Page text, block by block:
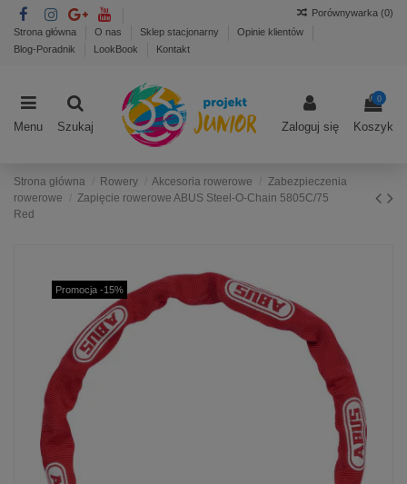
Strona główna O nas Sklep stacjonarny
Opinie klientów
Blog-Poradnik
LookBook Kontakt
Porównywarka (0)
Menu Szukaj Zaloguj się
0
Koszyk
Strona główna Rowery Akcesoria rowerowe
Zabezpieczenia
rowerowe
Zapięcie rowerowe ABUS Steel-O-Chain 5805C/75
Red
Promocja -15%